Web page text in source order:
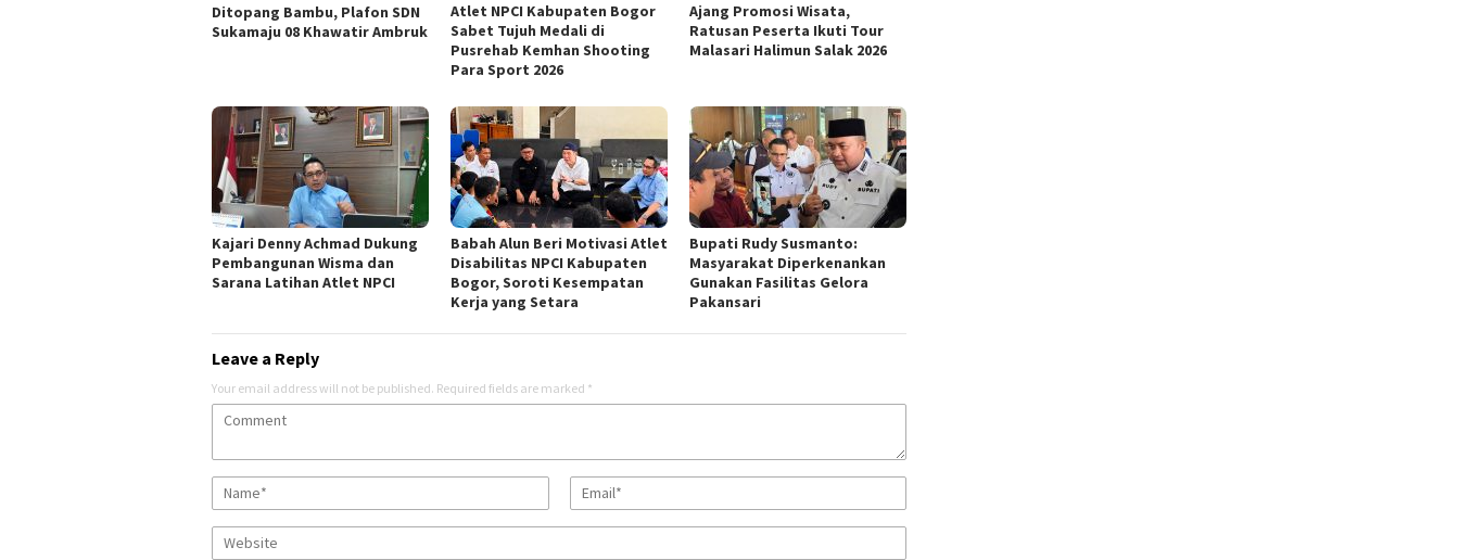
Ditopang Bambu, Plafon SDN
Sukamaju 08 Khawatir Ambruk
Atlet NPCI Kabupaten Bogor
Sabet Tujuh Medali di
Pusrehab Kemhan Shooting
Para Sport 2026
Ajang Promosi Wisata,
Ratusan Peserta Ikuti Tour
Malasari Halimun Salak 2026
Kajari Denny Achmad Dukung
Pembangunan Wisma dan
Sarana Latihan Atlet NPCI
Babah Alun Beri Motivasi Atlet
Disabilitas NPCI Kabupaten
Bogor, Soroti Kesempatan
Kerja yang Setara
Bupati Rudy Susmanto:
Masyarakat Diperkenankan
Gunakan Fasilitas Gelora
Pakansari
Leave a Reply
Your email address will not be published. Required fields are marked *